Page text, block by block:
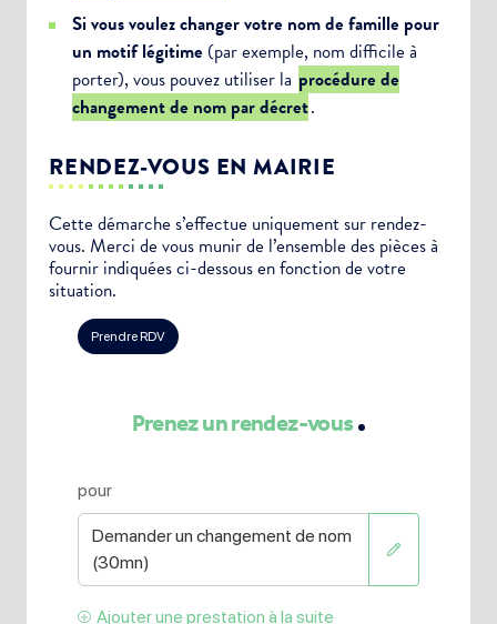
Si vous voulez changer votre nom de famille pour
un motif légitime (par exemple, nom difficile à
porter), vous pouvez utiliser la procédure de
changement de nom par décret.
RENDEZ-VOUS EN MAIRIE
Cette démarche s’effectue uniquement sur rendez-
vous. Merci de vous munir de l’ensemble des pièces à
fournir indiquées ci-dessous en fonction de votre
situation.